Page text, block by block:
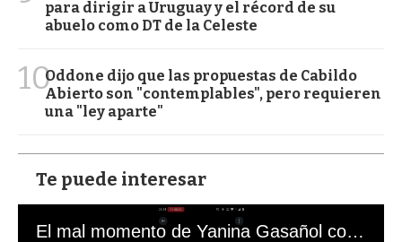
para dirigir a Uruguay y el récord de su
abuelo como DT de la Celeste
10Oddone dijo que las propuestas de Cabildo
Abierto son "contemplables", pero requieren
una "ley aparte"
Te puede interesar
El mal momento de Yanina Gasañol con un hincha argentino en "Subrayado"